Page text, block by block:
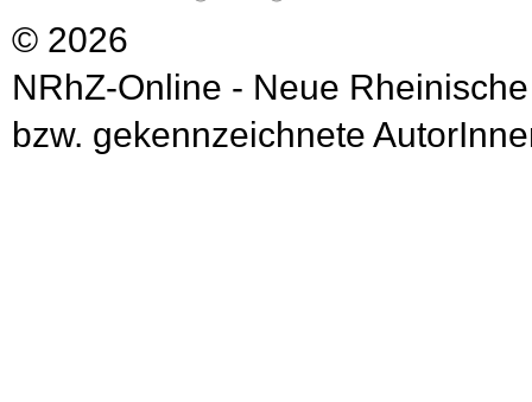
© 2026
NRhZ-Online - Neue
bzw. gekennzeichnete